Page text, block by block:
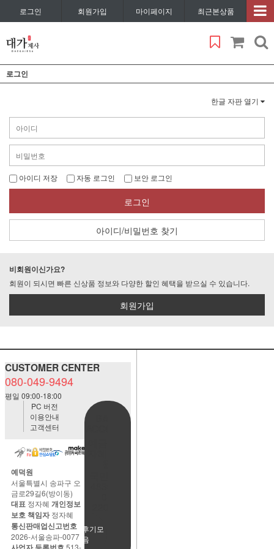
로그인 회원가입 마이페이지 최근본상품
로그인
한글 자판 열기
아이디 저장 자동 로그인 보안 로그인
로그인
아이디/비밀번호 찾기
비회원이신가요?
회원이 되시면 빠른 신상품 정보와 다양한 할인 혜택을 받으실 수 있습니다.
회원가입
CUSTOMER CENTER
080-049-9494
평일 09:00-18:00
사용후기모
음
PC 버전
이용안내
고객센터
예덕원
서울특별시 송파구 오
금로29길6(방이동)
대표 정자혜 개인정보
보호 책임자정자혜
통신판매업신고번호
2026-서울송파-0077
513-